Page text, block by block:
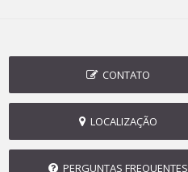
CONTATO
LOCALIZAÇÃO
PERGUNTAS FREQUENTES